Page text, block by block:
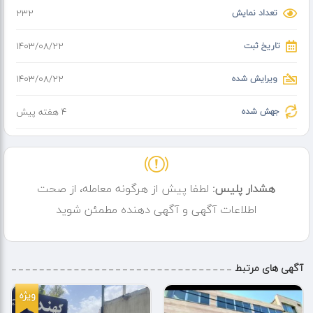
ورود حیوان خانگی ممنوع میباشد
تعداد نمایش 232
تاریخ ثبت ۱۴۰۳/۰۸/۲۲
ویرایش شده ۱۴۰۳/۰۸/۲۲
جهش شده 4 هفته پیش
هشدار پلیس: لطفا پیش از هرگونه معامله، از صحت
اطلاعات آگهی و آگهی دهنده مطمئن شوید
آگهی های مرتبط
ویژه